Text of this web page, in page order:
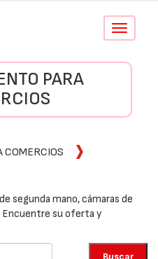
Conmutar
PARA
COMERCIOS
segunda mano, cámaras de
Encuentre su oferta y